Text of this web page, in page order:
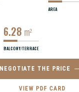
AREA
BALCONY/TERRACE
6.28 m2
NEGOTIATE THE PRICE
VIEW PDF CARD